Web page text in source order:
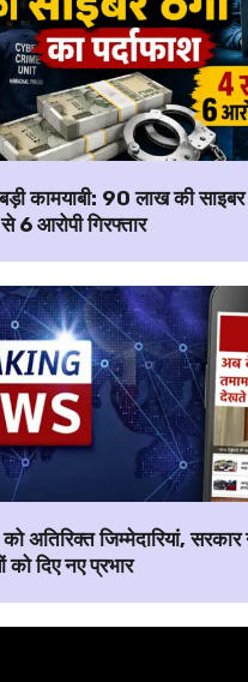
कामयाबी: ₹90 लाख की
6 आरोपी गिरफ्तार
अतिरिक्त जिम्मेदारियां,
को दिए नए प्रभार